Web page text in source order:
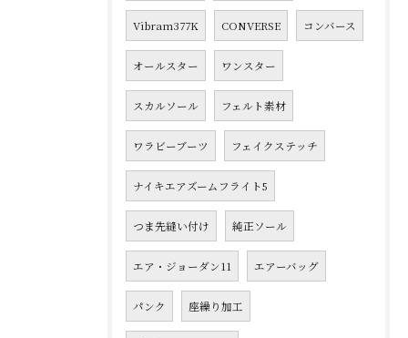
Vibram377K CONVERSE コンバース
オールスター ワンスター
スカルソール フェルト素材
ワラビーブーツ フェイクステッチ
ナイキエアズームフライト5
つま先縫い付け 純正ソール
エア・ジョーダン11 エアーバッグ
パンク 座繰り加工